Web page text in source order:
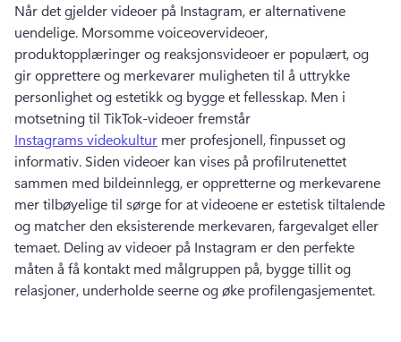
Når det gjelder videoer på Instagram, er alternativene
uendelige. Morsomme voiceovervideoer,
produktopplæringer og reaksjonsvideoer er populært, og
gir opprettere og merkevarer muligheten til å uttrykke
personlighet og estetikk og bygge et fellesskap. Men i
motsetning til TikTok-videoer fremstår
Instagrams videokultur mer profesjonell, finpusset og
informativ. Siden videoer kan vises på profilrutenettet
sammen med bildeinnlegg, er oppretterne og merkevarene
mer tilbøyelige til sørge for at videoene er estetisk tiltalende
og matcher den eksisterende merkevaren, fargevalget eller
temaet. Deling av videoer på Instagram er den perfekte
måten å få kontakt med målgruppen på, bygge tillit og
relasjoner, underholde seerne og øke profilengasjementet.